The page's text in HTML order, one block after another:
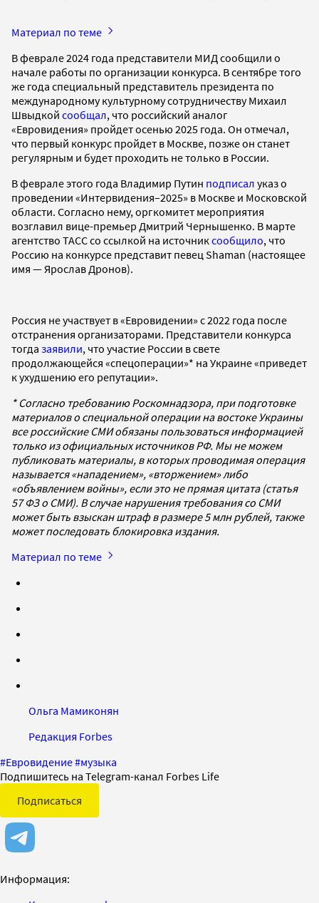
Материал по теме
В феврале 2024 года представители МИД сообщили о
начале работы по организации конкурса. В сентябре того
же года специальный представитель президента по
международному культурному сотрудничеству Михаил
Швыдкой сообщал, что российский аналог
«Евровидения» пройдет осенью 2025 года. Он отмечал,
что первый конкурс пройдет в Москве, позже он станет
регулярным и будет проходить не только в России.
В феврале этого года Владимир Путин подписал указ о
проведении «Интервидения–2025» в Москве и Московской
области. Согласно нему, оргкомитет мероприятия
возглавил вице-премьер Дмитрий Чернышенко. В марте
агентство ТАСС со ссылкой на источниксообщило, что
Россию на конкурсе представит певец Shaman (настоящее
имя — Ярослав Дронов).
Россия не участвует в «Евровидении» с 2022 года после
отстранения организаторами. Представители конкурса
тогда заявили, что участие России в свете
продолжающейся «спецоперации»* на Украине «приведет
к ухудшению его репутации».
* Согласно требованию Роскомнадзора, при подготовке
материалов о специальной операции на востоке Украины
все российские СМИ обязаны пользоваться информацией
только из официальных источников РФ. Мы не можем
публиковать материалы, в которых проводимая операция
называется «нападением», «вторжением» либо
«объявлением войны», если это не прямая цитата (статья
57 ФЗ о СМИ). В случае нарушения требования со СМИ
может быть взыскан штраф в размере 5 млн рублей, также
может последовать блокировка издания.
Материал по теме
Ольга Мамиконян
Редакция Forbes
#Евровидение#музыка
Подпишитесь на Telegram-канал Forbes Life
Подписаться
Информация: